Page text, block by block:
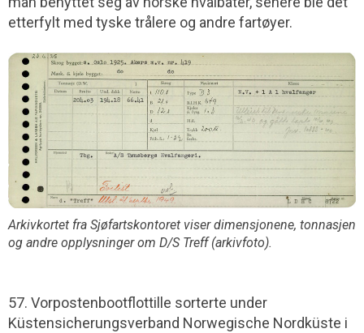
etterfylt med tyske trålere og andre fartøyer.
Arkivkortet fra Sjøfartskontoret viser dimensjonene, tonnasjen
og andre opplysninger om D/S Treff (arkivfoto).
57. Vorpostenbootflottille sorterte under
Küstensicherungsverband Norwegische Nordküste i